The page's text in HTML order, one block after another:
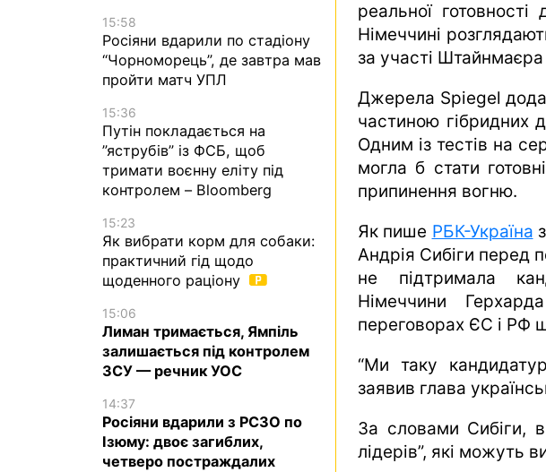
реальної
Німеччині
за участі
Джерела Spiegel
частиною гібридних
Одним із тестів на
могла б стати
припинення вогню.
Як пише РБК-Україна
Андрія Сибіги перед
не підтримала
Німеччини
переговорах ЄС і РФ
“Ми таку
заявив глава
За словами Сибіги,
лідерів”, які можуть
15:58
Росіяни вдарили по стадіону
“Чорноморець”, де завтра мав
пройти матч УПЛ
15:36
Путін покладається на
”яструбів” із ФСБ, щоб
тримати воєнну еліту під
контролем – Bloomberg
15:23
Як вибрати корм для собаки:
практичний гід щодо
щоденного раціону
15:06
Лиман тримається, Ямпіль
залишається під контролем
ЗСУ — речник УОС
14:37
Росіяни вдарили з РСЗО по
Ізюму: двоє загиблих,
четверо постраждалих